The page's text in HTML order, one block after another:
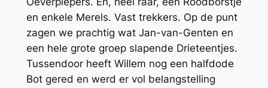
en enkele Merels. Vast trekkers. Op de punt
zagen we prachtig wat Jan-van-Genten en
een hele grote groep slapende Drieteentjes.
Tussendoor heeft Willem nog een halfdode
Bot gered en werd er vol belangstelling